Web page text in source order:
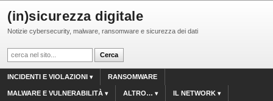
(in)sicurezza digitale
Notizie cybersecurity, malware, ransomware e sicurezza dei dati
INCIDENTI E VIOLAZIONI RANSOMWARE
MALWARE E VULNERABILITÀ ALTRO… IL NETWORK